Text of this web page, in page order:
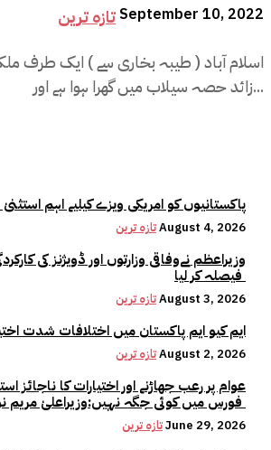
تازہ ترینSeptember 10, 2022
زائد حصہ سیلاب میں گھرا ہوا ہے اور...
پاکستانیوں کو امریکی ویزے کیلیے اہم
تازہ ترینAugust 4, 2026
وزیراعظم نےوفاقی وزارتوں اور ڈویژنز کی
تازہ ترینAugust 3, 2026
ایم کیو ایم پاکستان میں اختلافات شدت
تازہ ترینAugust 2, 2026
عوام پر رعب جھاڑنے اور اختیارات کا ناجائز
تازہ ترینJune 29, 2026